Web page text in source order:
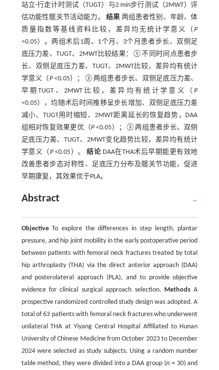
站立-行走计时测试（TUGT）与2 min步行测试（2MWT）评
估功能性髋关节活动能力。 结果 两组患者性别、年龄、体
质量指数等基线资料比较，差异均无统计学意义（P
>0.05）。两组术后1周、1个月、3个月患者步长、双侧足
底压力差、TUGT、2MWT比较结果：①不同时间点患者步
长、双侧足底压力差、TUGT、2MWT比较，差异均有统计
学意义（ P<0.05）；②两组患者步长、双侧足底压力差、
早期TUGT、2MWT比较，差异均有统计学意义（P
<0.05），均随术后时间推移呈步长增加、双侧足底压力差
减小、TUGT用时缩短、2MWT距离延长的恢复趋势，DAA
组相对恢复效果更优（P<0.05）；③两组患者步长、双侧
足底压力差、TUGT、2MWT变化趋势比较，差异均有统计
学意义（ P<0.05）。结论DAA在THA术后早期能更有效地
改善患者步态对称性、足底压力分布及髋关节功能，促进
早期康复，其效果优于PLA。
Abstract
ObjectiveTo explore the differences in step length, plantar
pressure, and hip joint mobility in the early postoperative period
between patients with femoral neck fractures treated by total
hip arthroplasty (THA) via the direct anterior approach (DAA)
and posterolateral approach (PLA), and to provide objective
evidence for clinical surgical approach selection. Methods A
prospective randomized controlled study design was adopted. A
total of 63 patients with femoral neck fractures who underwent
unilateral THA at Yiyang Central Hospital Affiliated to Hunan
University of Chinese Medicine from October 2023 to December
2024 were selected as study subjects. Using a random number
table method, they were divided into a DAA group (n= 30) and